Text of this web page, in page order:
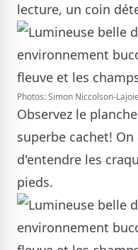
lecture, un coin
Photos: Simon Niccolson-
Observez le
superbe cachet!
d'entendre les
pieds.